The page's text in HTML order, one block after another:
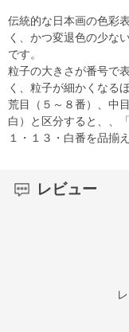
伝統的な日本画の色彩
く、かつ変退色の少な
です。
粒子の大きさが番号で
く、粒子が細かくなる
荒目（５～８番）、中
白）と区分すると、、
１・１３・白番を品揃
レビュー